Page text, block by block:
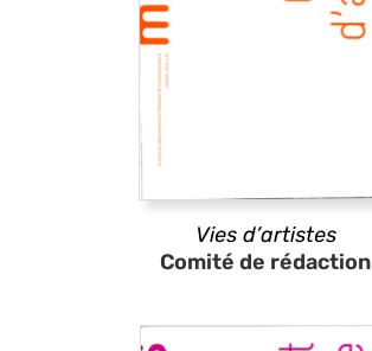
Vies d’artistes
Comité de rédaction